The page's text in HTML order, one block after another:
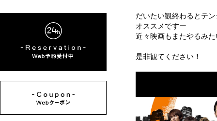
だいたい観終わるとテ
オススメですー
近々映画もまたやるみ
是非観てください！